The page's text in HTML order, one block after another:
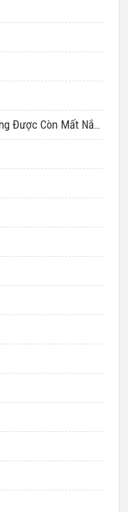
Chương 10: 10: Ăn Trộm Gà Không Được Còn Mất Nắm Gạo